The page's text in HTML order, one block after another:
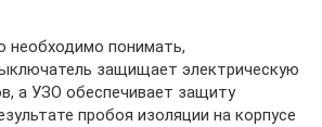
необходимо понимать,
защищает электрическую
а УЗО обеспечивает защиту
пробоя изоляции на корпусе